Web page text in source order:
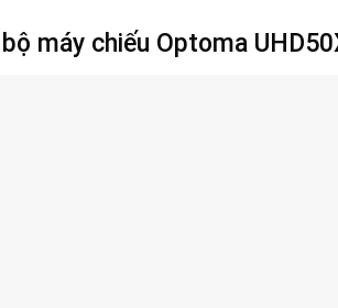
máy chiếu Optoma